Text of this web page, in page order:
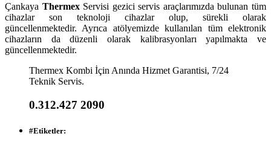
Çankaya Thermex Servisi gezici servis araçlarımızda bulunan tüm
cihazlar son teknoloji cihazlar olup, sürekli olarak
güncellenmektedir. Ayrıca atölyemizde kullanılan tüm elektronik
cihazların da düzenli olarak kalibrasyonları yapılmakta ve
güncellenmektedir.
Thermex Kombi İçin Anında Hizmet Garantisi, 7/24
Teknik Servis.
0.312.427 2090
#Etiketler: